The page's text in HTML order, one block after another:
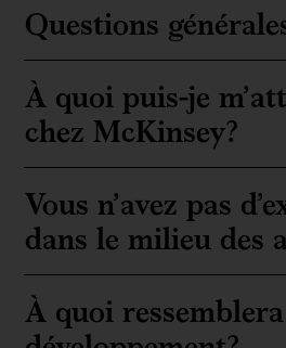
Questions
À quoi puis-je
chez McKinsey?
Vous n’avez pas
dans le milieu des
À quoi